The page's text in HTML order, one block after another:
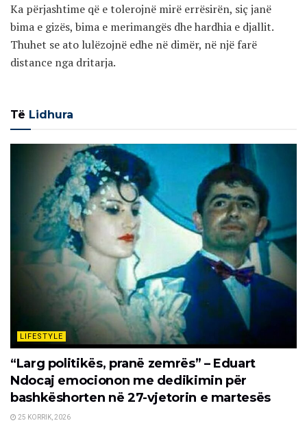
Ka përjashtime që e tolerojnë mirë errësirën, siç janë
bima e gizës, bima e merimangës dhe hardhia e djallit.
Thuhet se ato lulëzojnë edhe në dimër, në një farë
distance nga dritarja.
Të Lidhura
LIFESTYLE
“Larg politikës, pranë zemrës” – Eduart
Ndocaj emocionon me dedikimin për
bashkëshorten në 27-vjetorin e martesës
25 KORRIK, 2026